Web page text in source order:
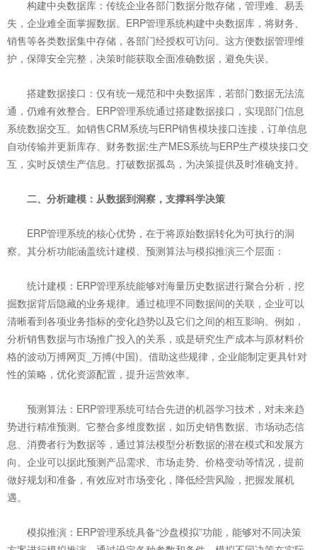
构建中央数据库：传统企业各部门数据分散存储，管理难、易丢
失，企业难全面掌握数据。ERP管理系统构建中央数据库，将财务、
销售等各类数据集中存储，各部门经授权可访问。这方便数据管理维
护，保障安全完整，决策时能获取全面准确数据，避免失误。
搭建数据接口：仅有统一规范和中央数据库，若部门数据无法流
通，仍难有效整合。ERP管理系统通过搭建数据接口，实现部门信息
系统数据交互。如销售CRM系统与ERP销售模块接口连接，订单信息
自动传输并更新库存、财务数据;生产MES系统与ERP生产模块接口交
互，实时反馈生产信息。打破数据孤岛，为决策提供及时准确支持。
二、分析建模：从数据到洞察，支撑科学决策
ERP管理系统的核心优势，在于将原始数据转化为可执行的洞
察。其分析功能涵盖统计建模、预测算法与模拟推演三个层面：
统计建模：ERP管理系统能够对海量历史数据进行聚合分析，挖
掘数据背后隐藏的业务规律。通过梳理不同数据间的关联，企业可以
清晰看到各项业务指标的变化趋势以及它们之间的相互影响。例如，
分析销售数据与市场推广投入的关系，或是研究生产成本与原材料价
格的波动万搏网页_万搏(中国)。借助这些规律，企业能制定更具针对
性的策略，优化资源配置，提升运营效率。
预测算法：ERP管理系统可结合先进的机器学习技术，对未来趋
势进行精准预测。它整合多维度数据，如历史销售数据、市场动态信
息、消费者行为数据等，通过算法模型分析数据的潜在模式和发展方
向。企业可以据此预测产品需求、市场走势、价格变动等情况，提前
做好规划和准备，有效应对市场变化，降低经营风险，把握发展机
遇。
模拟推演：ERP管理系统具备“沙盘模拟”功能，能够对不同决策